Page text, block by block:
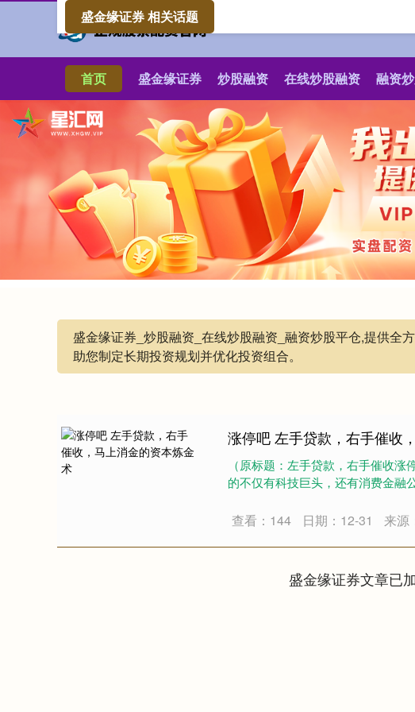
首页 盛金缘证券 炒股融资 在线炒股融资 融资
盛金缘证券_炒股融资_在线炒股融资_融资炒股平仓,提供全
助您制定长期投资规划并优化投资组合。
盛金缘证券 相关话题
涨停吧 左手贷款，右手催收
（原标题：左手贷款，右手催收
的不仅有科技巨头，还有消费金融
查看：144 日期：12-31 来源
盛金缘证券文章已